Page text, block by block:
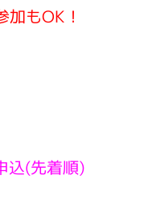
もOK！
(先着順)